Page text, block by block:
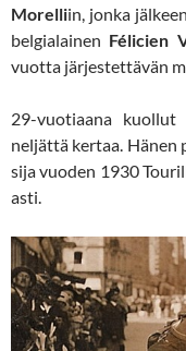
Morelliin, jonka
belgialainen Félicien
vuotta järjestettävän
29-vuotiaana kuollut
neljättä kertaa. Hänen
sija vuoden 1930
asti.